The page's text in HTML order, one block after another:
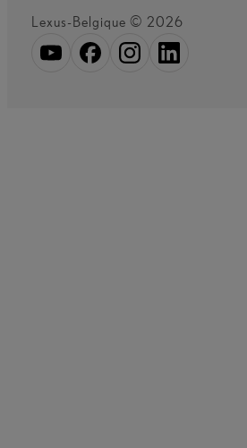
Lexus-Belgique © 2026